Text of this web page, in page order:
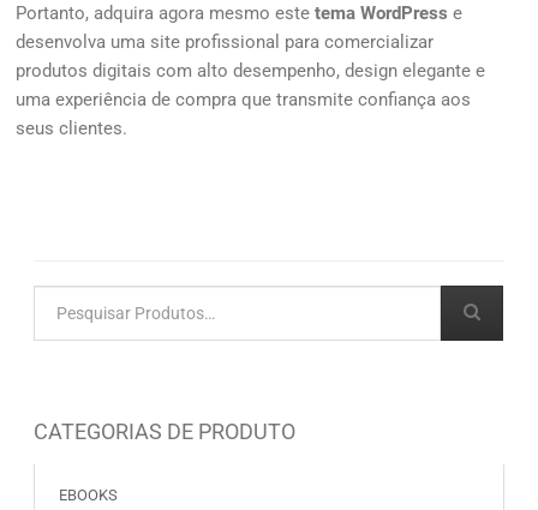
Portanto, adquira agora mesmo estetema WordPress e
desenvolva uma site profissional para comercializar
produtos digitais com alto desempenho, design elegante e
uma experiência de compra que transmite confiança aos
seus clientes.
CATEGORIAS DE PRODUTO
EBOOKS